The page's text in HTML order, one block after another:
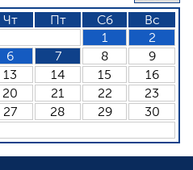
Чт Пт Сб
Вс
1
2
6 7 8
9
13 14 15
16
20 21 22
23
27 28 29
30